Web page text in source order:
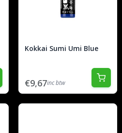
Kokkai Sumi Umi Blue
€9,67inc btw